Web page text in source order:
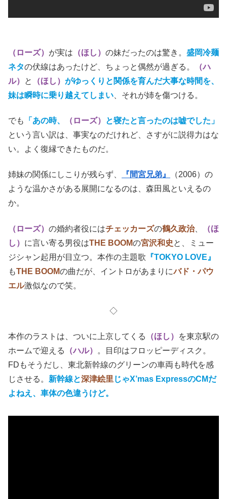
（ローズ） が実は （ほし） の妹だったのは驚き。 盛岡冷麺
ネタの伏線はあったけど、ちょっと偶然が過ぎる。
（ハ
ル）
と （ほし） がゆっくりと関係を育んだ大事な時間を、
妹は瞬時に乗り越えてしまい 、それが姉を傷つける。
でも 「あの時、 （ローズ）
と寝たと言ったのは嘘でした」
という言い訳は、事実なのだけれど、さすがに説得力はな
い。よく復縁できたものだ。
姉妹の関係にしこりが残らず、 『間宮兄弟』
（2006）の
ような温かさがある展開になるのは、森田風といえるの
か。
（ローズ） の婚約者役にはチェッカーズの鶴久政治、
（ほ
し） に言い寄る男役はTHE BOOMの宮沢和史 と、ミュー
ジシャン起用が目立つ。本作の主題歌 『TOKYO LOVE』
もTHE BOOMの曲だが、イントロがあまりにバド・パウ
エル激似なので笑。
◇
本作のラストは、ついに上京してくる （ほし）
を東京駅の
ホームで迎える
（ハル） 。目印はフロッピーディスク。
FDもそうだし、東北新幹線のグリーンの車両も時代を感
じさせる。 新幹線と深津絵里じゃX’mas ExpressのCMだ
よねえ、車体の色違うけど。